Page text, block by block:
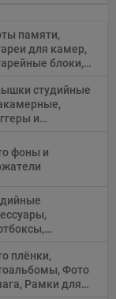
памяти,
для камер,
блоки,
студийные
и
фоны и
плёнки,
Фото
Рамки для